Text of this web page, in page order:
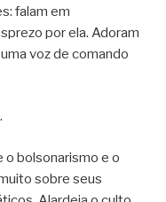
falam em
por ela. Adoram
voz de comando
bolsonarismo e o
sobre seus